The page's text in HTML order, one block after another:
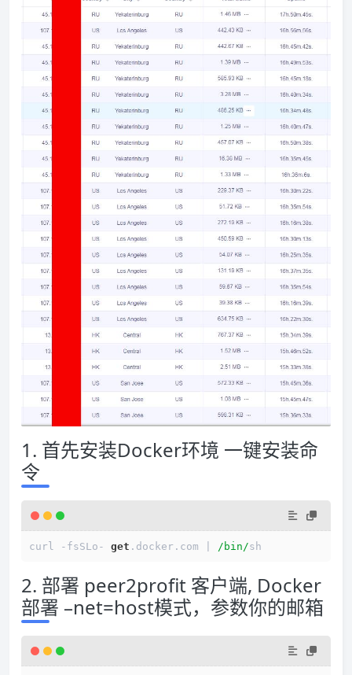
1. 首先安装Docker环境 一键安装命
令
curl - fsSLo - get .docker.com /bin/
2. 部署 peer2profit 客户端, Docker
部署 –net=host模式，参数你的邮箱